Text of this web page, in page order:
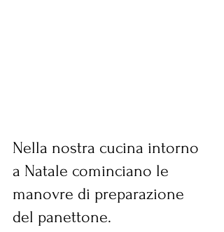
Nella nostra cucina intorno
a Natale cominciano le
manovre di preparazione
del panettone.